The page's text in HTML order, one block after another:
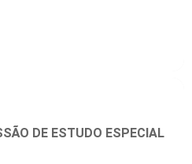
DE ESTUDO ESPECIAL